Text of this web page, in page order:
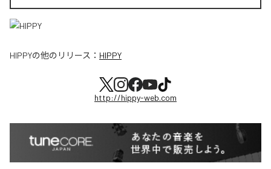
HIPPYの他のリリース： HIPPY
http://hippy-web.com